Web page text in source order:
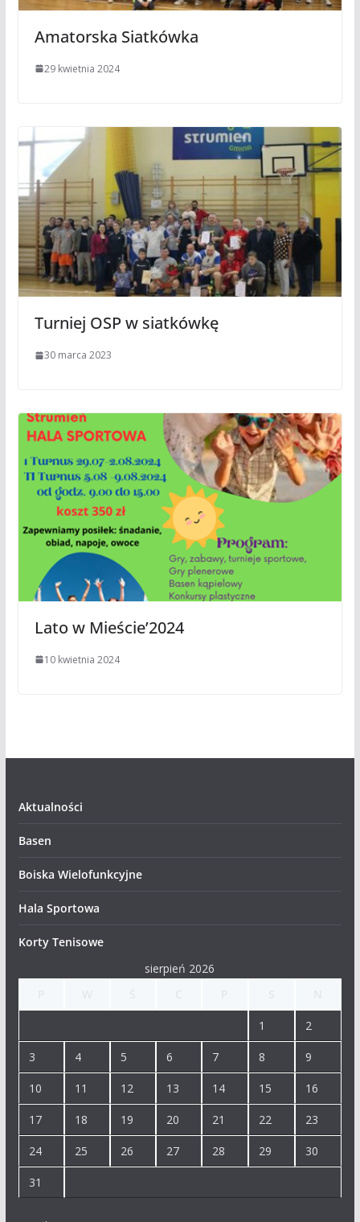
Amatorska Siatkówka
29 kwietnia 2024
Turniej OSP w siatkówkę
30 marca 2023
Lato w Mieście’2024
10 kwietnia 2024
Aktualności
Basen
Boiska Wielofunkcyjne
Hala Sportowa
Korty Tenisowe
sierpień 2026
1 2
3 4 5 6 7 8 9
10 11 12 13 14 15 16
17 18 19 20 21 22 23
24 25 26 27 28 29 30
31